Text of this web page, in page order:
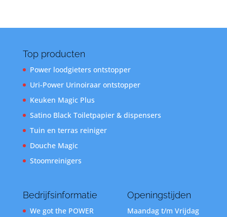
Top producten
Power loodgieters ontstopper
Uri-Power Urinoiraar ontstopper
Keuken Magic Plus
Satino Black Toiletpapier & dispensers
Tuin en terras reiniger
Douche Magic
Stoomreinigers
Bedrijfsinformatie
We got the POWER
Openingstijden
Maandag t/m Vrijdag